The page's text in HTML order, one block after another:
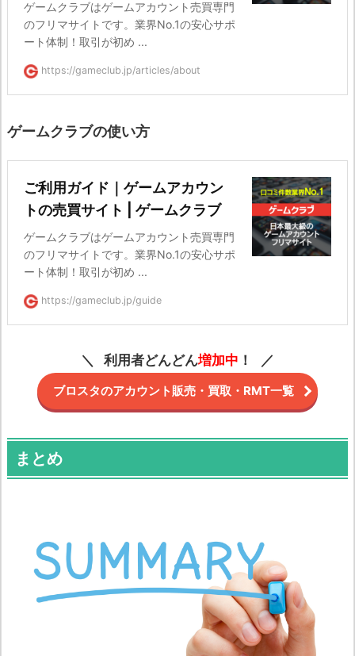
ゲームクラブはゲームアカウント売買専門
のフリマサイトです。業界No.1の安心サポ
ート体制！取引が初め ...
https://gameclub.jp/articles/about
ゲームクラブの使い方
ご利用ガイド｜ゲームアカウン
トの売買サイト | ゲームクラブ
ゲームクラブはゲームアカウント売買専門
のフリマサイトです。業界No.1の安心サポ
ート体制！取引が初め ...
https://gameclub.jp/guide
利用者どんどん増加中 ！
ブロスタのアカウント販売・買取・RMT一覧
まとめ